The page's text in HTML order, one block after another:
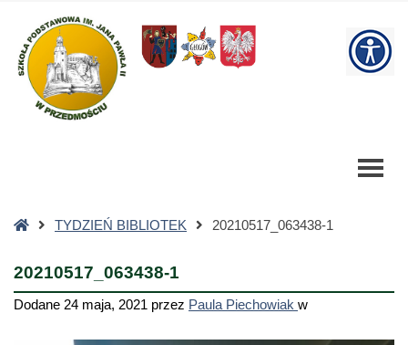
Szkoła
Podstawowa
StronaTYDZIEŃ BIBLIOTEK 20210517_063438-1
20210517_063438-1
Dodane 24 maja, 2021 przez Paula Piechowiak w